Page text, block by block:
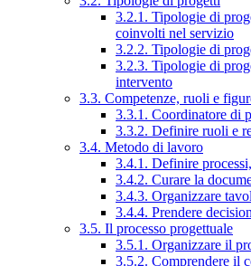
3.2.1. Tipologie di
coinvolti nel servizio
3.2.2. Tipologie di
3.2.3. Tipologie di
intervento
3.3. Competenze, ruoli e
3.3.1. Coordinatore di
3.3.2. Definire ruoli e
3.4. Metodo di lavoro
3.4.1. Definire
3.4.2. Curare la
3.4.3. Organizzare
3.4.4. Prendere
3.5. Il processo progettuale
3.5.1. Organizzare il
3.5.2. Comprendere il